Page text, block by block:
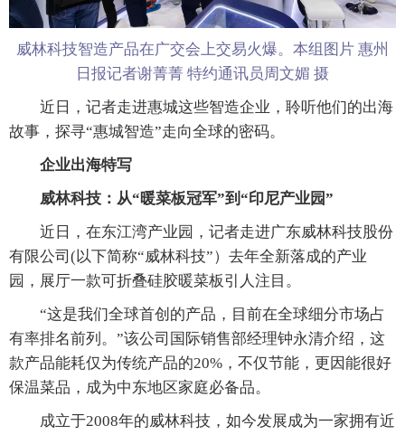
威林科技智造产品在广交会上交易火爆。本组图片 惠州
日报记者谢菁菁 特约通讯员周文媚 摄
近日，记者走进惠城这些智造企业，聆听他们的出海
故事，探寻“惠城智造”走向全球的密码。
企业出海特写
威林科技：从“暖菜板冠军”到“印尼产业园”
近日，在东江湾产业园，记者走进广东威林科技股份
有限公司(以下简称“威林科技”）去年全新落成的产业
园，展厅一款可折叠硅胶暖菜板引人注目。
“这是我们全球首创的产品，目前在全球细分市场占
有率排名前列。”该公司国际销售部经理钟永清介绍，这
款产品能耗仅为传统产品的20%，不仅节能，更因能很好
保温菜品，成为中东地区家庭必备品。
成立于2008年的威林科技，如今发展成为一家拥有近